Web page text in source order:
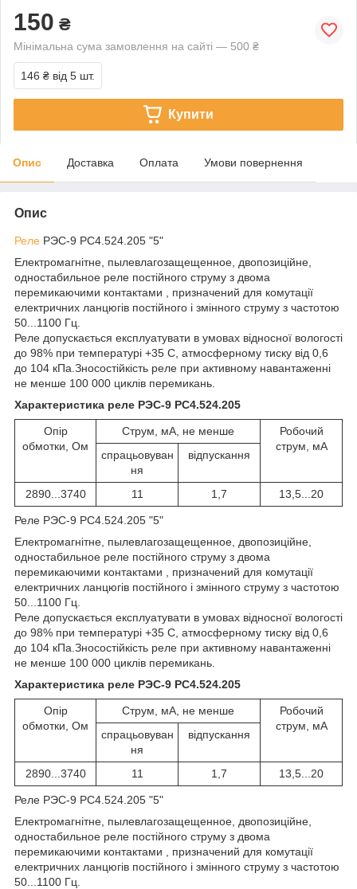
150 ₴
Мінімальна сума замовлення на сайті — 500 ₴
146 ₴ від 5 шт.
Купити
Опис Доставка Оплата Умови повернення
Опис
Реле РЭС-9 РС4.524.205 "5"
Електромагнітне, пылевлагозащещенное, двопозиційне,
одностабильное реле постійного струму з двома
перемикаючими контактами , призначений для комутації
електричних ланцюгів постійного і змінного струму з частотою
50...1100 Гц.
Реле допускається експлуатувати в умовах відносної вологості
до 98% при температурі +35 С, атмосферному тиску від 0,6
до 104 кПа.Зносостійкість реле при активному навантаженні
не менше 100 000 циклів перемикань.
Характеристика реле РЭС-9 РС4.524.205
Опір
обмотки, Ом
Струм, мА, не менше
Робочий
струм, мА
спрацьовуван
ня
відпускання
2890...3740 11 1,7 13,5...20
Реле РЭС-9 РС4.524.205 "5"
Електромагнітне, пылевлагозащещенное, двопозиційне,
одностабильное реле постійного струму з двома
перемикаючими контактами , призначений для комутації
електричних ланцюгів постійного і змінного струму з частотою
50...1100 Гц.
Реле допускається експлуатувати в умовах відносної вологості
до 98% при температурі +35 С, атмосферному тиску від 0,6
до 104 кПа.Зносостійкість реле при активному навантаженні
не менше 100 000 циклів перемикань.
Характеристика реле РЭС-9 РС4.524.205
Опір
обмотки, Ом
Струм, мА, не менше
Робочий
струм, мА
спрацьовуван
ня
відпускання
2890...3740 11 1,7 13,5...20
Реле РЭС-9 РС4.524.205 "5"
Електромагнітне, пылевлагозащещенное, двопозиційне,
одностабильное реле постійного струму з двома
перемикаючими контактами , призначений для комутації
електричних ланцюгів постійного і змінного струму з частотою
50...1100 Гц.